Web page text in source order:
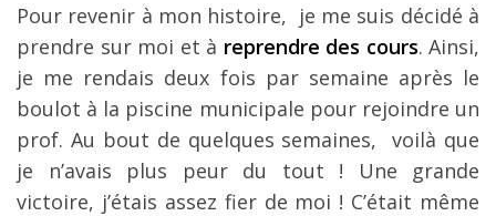
Pour revenir à mon histoire, je me suis décidé à
prendre sur moi et à reprendre des cours. Ainsi,
je me rendais deux fois par semaine après le
boulot à la piscine municipale pour rejoindre un
prof. Au bout de quelques semaines, voilà que
je n’avais plus peur du tout ! Une grande
victoire, j’étais assez fier de moi ! C’était même